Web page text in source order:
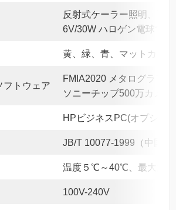
反射式ケーラー照明、可
6V/30W ハロゲン電球で
黄、緑、青、マットカラ
フトウェア
FMIA2020 メタログラフ
ソニーチップ500万カメラ
HPビジネスPC(オプショ
JB/T 10077-1999（中国国
温度５℃～40℃、最大湿
100V-240V